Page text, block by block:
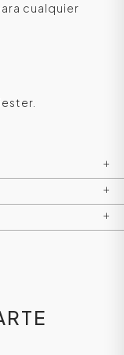
cualquier
+
+
+